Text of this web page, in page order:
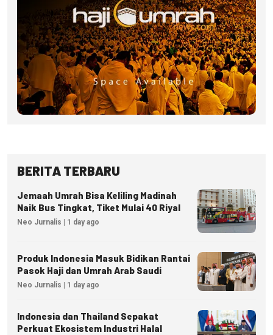
BERITA TERBARU
Jemaah Umrah Bisa Keliling Madinah
Naik Bus Tingkat, Tiket Mulai 40 Riyal
Neo Jurnalis | 1 day ago
Produk Indonesia Masuk Bidikan Rantai
Pasok Haji dan Umrah Arab Saudi
Neo Jurnalis | 1 day ago
Indonesia dan Thailand Sepakat
Perkuat Ekosistem Industri Halal